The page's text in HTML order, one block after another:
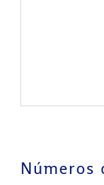
Números